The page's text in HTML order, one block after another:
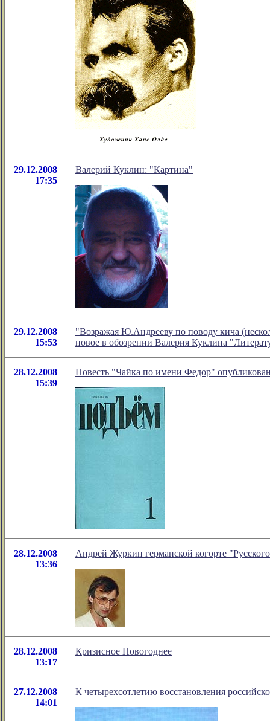
29.12.2008
17:35
Валерий Куклин: "Картина"
29.12.2008
15:53
"Возражая Ю.Андрееву по поводу кича
новое в обозрении Валерия Куклина
28.12.2008
15:39
Повесть "Чайка по имени Федор"
28.12.2008
13:36
Андрей Журкин германской когорте
28.12.2008
13:17
Кризисное Новогоднее
27.12.2008
14:01
К четырехсотлетию восстановления